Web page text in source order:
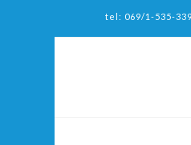
tel: 069/1-535-339